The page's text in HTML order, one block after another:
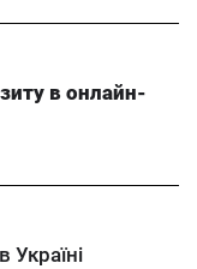
в онлайн-
Україні